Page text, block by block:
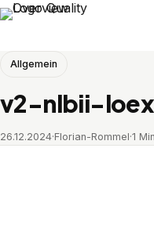
Allgemein
v2-nlbii-
26.12.2024·Florian-Rommel·1